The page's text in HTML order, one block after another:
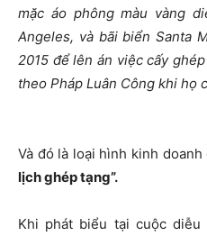
mặc áo phông màu vàng
Angeles, và bãi biển Santa
2015 để lên án việc cấy
theo Pháp Luân Công khi họ
Và đó là loại hình kinh
lịch ghép tạng”.
Khi phát biểu tại cuộc